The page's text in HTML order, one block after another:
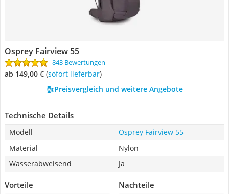
Osprey Fairview 55
843 Bewertungen
ab 149,00 € ( Sofort lieferbar)
Preisvergleich und weitere Angebote
Technische Details
Modell
Osprey Fairview 55
Material
Nylon
Wasserabweisend
Ja
Vorteile Nachteile